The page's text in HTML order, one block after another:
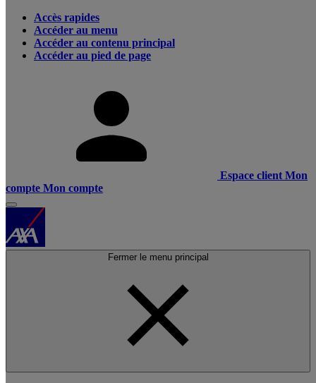
Accès rapides
Accéder au menu
Accéder au contenu principal
Accéder au pied de page
Espace client Mon
compte Mon compte
Fermer le menu principal